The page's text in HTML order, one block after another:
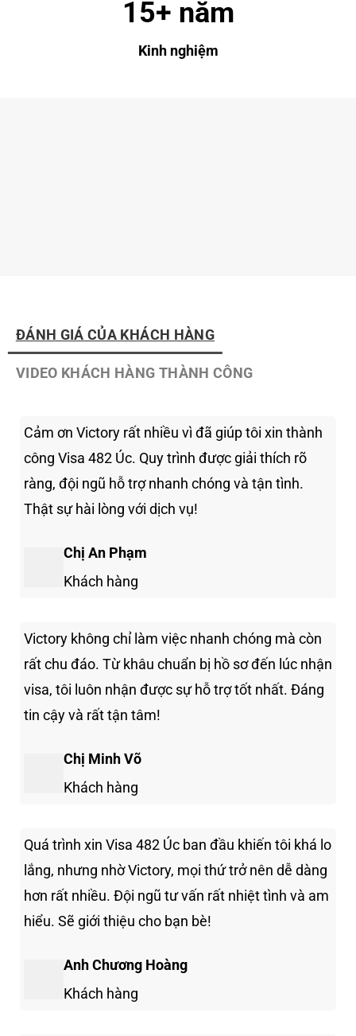
15+ năm
Kinh nghiệm
ĐÁNH GIÁ CỦA KHÁCH HÀNG
VIDEO KHÁCH HÀNG THÀNH CÔNG
Cảm ơn Victory rất nhiều vì đã giúp tôi xin thành
công Visa 482 Úc. Quy trình được giải thích rõ
ràng, đội ngũ hỗ trợ nhanh chóng và tận tình.
Thật sự hài lòng với dịch vụ!
Chị An Phạm
Khách hàng
Victory không chỉ làm việc nhanh chóng mà còn
rất chu đáo. Từ khâu chuẩn bị hồ sơ đến lúc nhận
visa, tôi luôn nhận được sự hỗ trợ tốt nhất. Đáng
tin cậy và rất tận tâm!
Chị Minh Võ
Khách hàng
Quá trình xin Visa 482 Úc ban đầu khiến tôi khá lo
lắng, nhưng nhờ Victory, mọi thứ trở nên dễ dàng
hơn rất nhiều. Đội ngũ tư vấn rất nhiệt tình và am
hiểu. Sẽ giới thiệu cho bạn bè!
Anh Chương Hoàng
Khách hàng